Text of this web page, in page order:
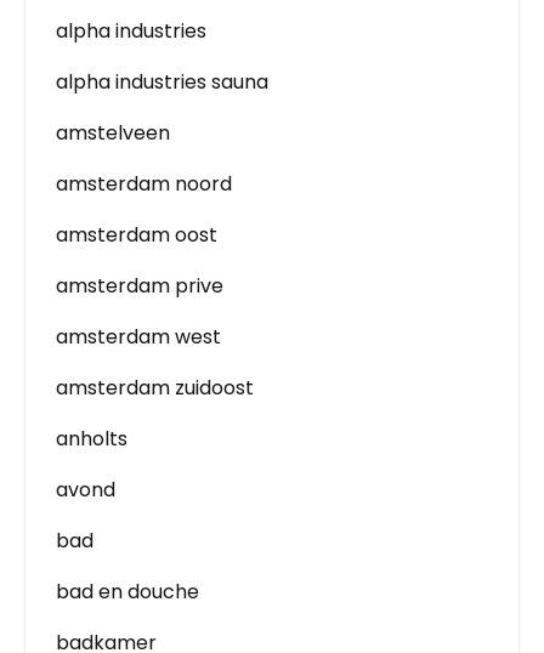
alpha industries
alpha industries sauna
amstelveen
amsterdam noord
amsterdam oost
amsterdam prive
amsterdam west
amsterdam zuidoost
anholts
avond
bad
bad en douche
badkamer